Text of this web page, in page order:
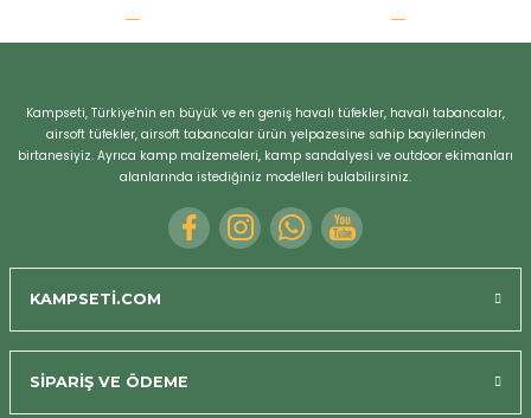
Kampseti, Türkiye'nin en büyük ve en geniş havalı tüfekler, havalı tabancalar,
airsoft tüfekler, airsoft tabancalar ürün yelpazesine sahip bayilerinden
birtanesiyiz. Ayrıca kamp malzemeleri, kamp sandalyesi ve outdoor ekimanları
alanlarında istediğiniz modelleri bulabilirsiniz.
KAMPSETİ.COM
SİPARİŞ VE ÖDEME